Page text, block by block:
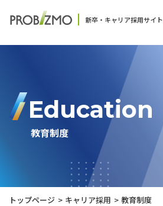
新卒・キャリア採用サイト
Education
教育制度
トップページ キャリア採用 教育制度